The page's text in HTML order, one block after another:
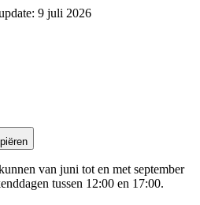
9 juli 2026
van juni tot en met september
tussen 12:00 en 17:00.